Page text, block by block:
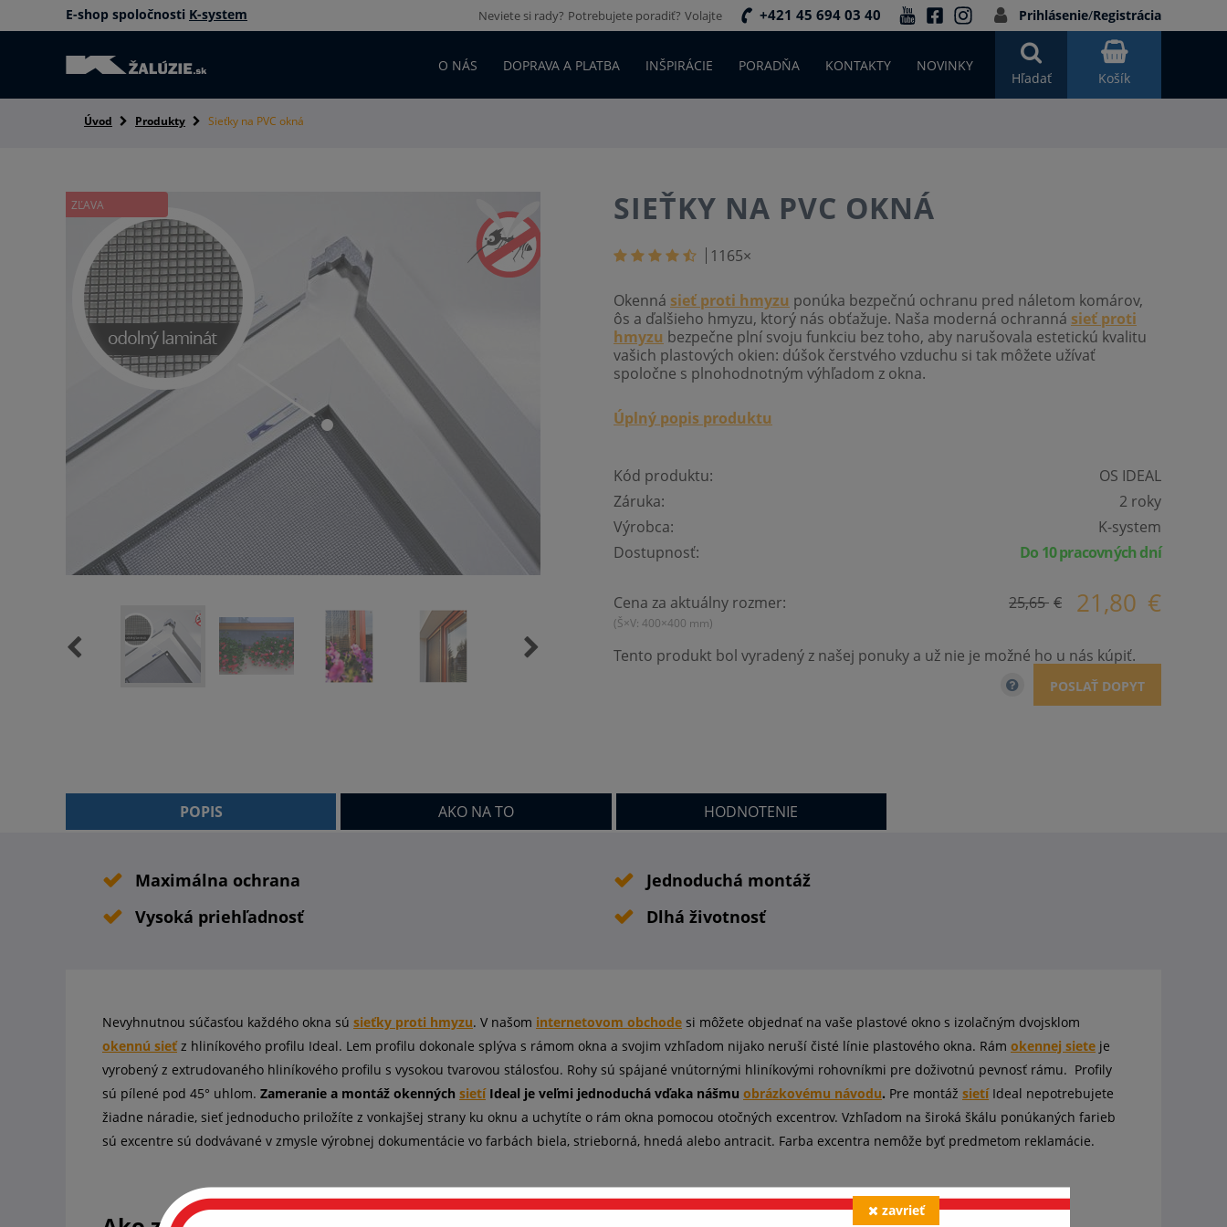
E-shop spoločnosti K-system Neviete si rady? Potrebujete poradiť? Volajte +421 45 694 03 40 Prihlásenie/Registrácia
Košík
Hľadať
O NÁS DOPRAVA A PLATBA INŠPIRÁCIE PORADŇA KONTAKTY NOVINKY
Úvod Produkty Sieťky na PVC okná
SIEŤKY NA PVC OKNÁ
ZĽAVA
1165×
Okenná sieť proti hmyzu ponúka bezpečnú ochranu pred náletom komárov,
ôs a ďalšieho hmyzu, ktorý nás obťažuje. Naša moderná ochranná sieť proti
hmyzu bezpečne plní svoju funkciu bez toho, aby narušovala estetickú kvalitu
vašich plastových okien: dúšok čerstvého vzduchu si tak môžete užívať
spoločne s plnohodnotným výhľadom z okna.
Úplný popis produktu
Kód produktu:
OS IDEAL
Záruka:
2 roky
Výrobca:
K-system
Dostupnosť:
Do 10 pracovných dní
Cena za aktuálny rozmer:
(Š×V: 400×400 mm)
25,65 € 21,80 €
Tento produkt bol vyradený z našej ponuky a už nie je možné ho u nás kúpiť.
POSLAŤ DOPYT
POPIS AKO NA TO HODNOTENIE
Maximálna ochrana
Jednoduchá montáž
Vysoká priehľadnosť
Dlhá životnosť
Nevyhnutnou súčasťou každého okna sú sieťky proti hmyzu. V našom internetovom obchode si môžete objednať na vaše plastové okno s izolačným dvojsklom
okennú sieťz hliníkového profilu Ideal. Lem profilu dokonale splýva s rámom okna a svojim vzhľadom nijako neruší čisté línie plastového okna. Rám okennej siete je
vyrobený z extrudovaného hliníkového profilu s vysokou tvarovou stálosťou. Rohy sú spájané vnútornými hliníkovými rohovníkmi pre doživotnú pevnosť rámu. Profily
sú pílené pod 45° uhlom. Zameranie a montáž okenných sietíIdeal je veľmi jednoduchá vďaka nášmu obrázkovému návodu. Pre montáž sietíIdeal nepotrebujete
žiadne náradie, sieť jednoducho priložíte z vonkajšej strany ku oknu a uchytíte o rám okna pomocou otočných excentrov. Vzhľadom na široká škálu ponúkaných farieb
sú excentre sú dodvávané v zmysle výrobnej dokumentácie vo farbách biela, strieborná, hnedá alebo antracit. Farba excentra nemôže byť predmetom reklamácie.
zavrieť